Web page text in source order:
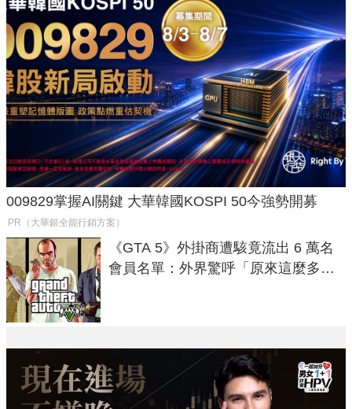
009829掌握AI關鍵 大華韓國KOSPI 50今強勢開募
PR（大華銀全能行銷方案）
《GTA 5》外掛商遭駭竟流出 6 萬名
會員名單：外界驚呼「原來這麼多人